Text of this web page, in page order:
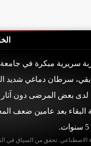
سريرية مبكرة في
سرطان دماغي شديد
البقاء بعد عامين ضعف
الاصطناعي. تحقق من السياق في